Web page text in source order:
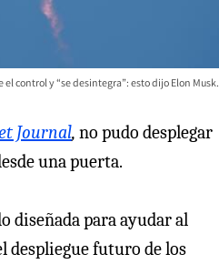
el control y “se desintegra”: esto dijo Elon Musk.
Journal, no pudo desplegar
una puerta.
diseñada para ayudar al
despliegue futuro de los